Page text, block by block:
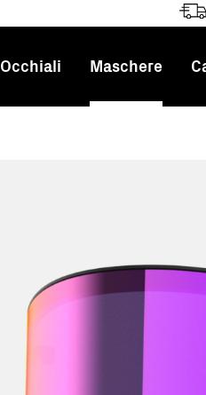
Navigazione
Occhiali Maschere